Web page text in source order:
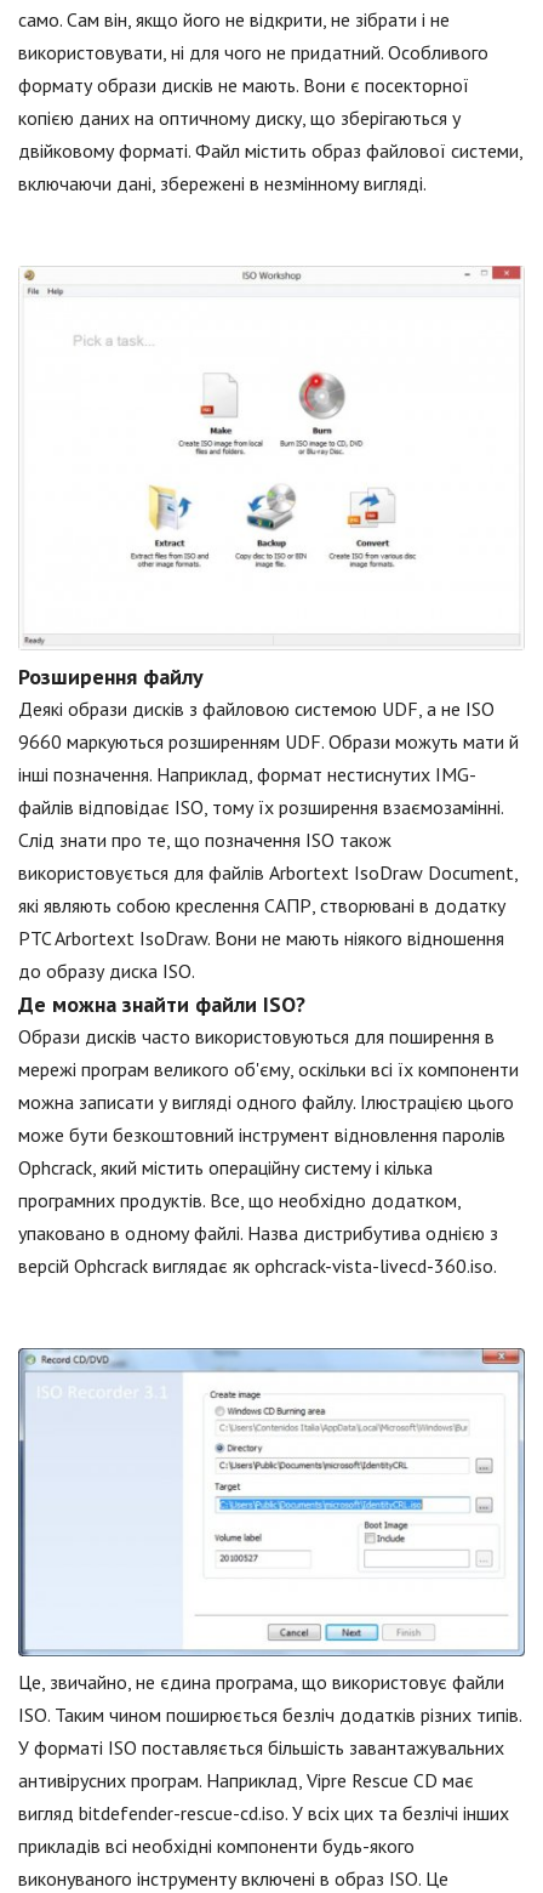
само. Сам він, якщо його не відкрити, не зібрати і не
використовувати, ні для чого не придатний. Особливого
формату образи дисків не мають. Вони є посекторної
копією даних на оптичному диску, що зберігаються у
двійковому форматі. Файл містить образ файлової системи,
включаючи дані, збережені в незмінному вигляді.
Розширення файлу
Деякі образи дисків з файловою системою UDF, а не ISO
9660 маркуються розширенням UDF. Образи можуть мати й
інші позначення. Наприклад, формат нестиснутих IMG-
файлів відповідає ISO, тому їх розширення взаємозамінні.
Слід знати про те, що позначення ISO також
використовується для файлів Arbortext IsoDraw Document,
які являють собою креслення САПР, створювані в додатку
PTC Arbortext IsoDraw. Вони не мають ніякого відношення
до образу диска ISO.
Де можна знайти файли ISO?
Образи дисків часто використовуються для поширення в
мережі програм великого об'єму, оскільки всі їх компоненти
можна записати у вигляді одного файлу. Ілюстрацією цього
може бути безкоштовний інструмент відновлення паролів
Ophcrack, який містить операційну систему і кілька
програмних продуктів. Все, що необхідно додатком,
упаковано в одному файлі. Назва дистрибутива однією з
версій Ophcrack виглядає як ophcrack-vista-livecd-360.iso.
Це, звичайно, не єдина програма, що використовує файли
ISO. Таким чином поширюється безліч додатків різних типів.
У форматі ISO поставляється більшість завантажувальних
антивірусних програм. Наприклад, Vipre Rescue CD має
вигляд bitdefender-rescue-cd.iso. У всіх цих та безлічі інших
прикладів всі необхідні компоненти будь-якого
виконуваного інструменту включені в образ ISO. Це